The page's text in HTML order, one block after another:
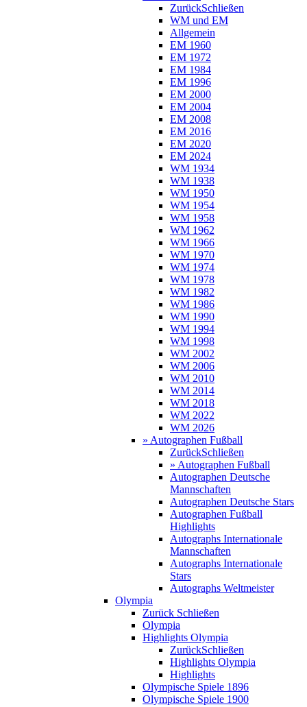
ZurückSchließen
WM und EM
Allgemein
EM 1960
EM 1972
EM 1984
EM 1996
EM 2000
EM 2004
EM 2008
EM 2016
EM 2020
EM 2024
WM 1934
WM 1938
WM 1950
WM 1954
WM 1958
WM 1962
WM 1966
WM 1970
WM 1974
WM 1978
WM 1982
WM 1986
WM 1990
WM 1994
WM 1998
WM 2002
WM 2006
WM 2010
WM 2014
WM 2018
WM 2022
WM 2026
» Autographen Fußball
ZurückSchließen
» Autographen Fußball
Autographen Deutsche
Mannschaften
Autographen Deutsche Stars
Autographen Fußball
Highlights
Autographs Internationale
Mannschaften
Autographs Internationale
Stars
Autographs Weltmeister
Olympia
Zurück Schließen
Olympia
Highlights Olympia
ZurückSchließen
Highlights Olympia
Highlights
Olympische Spiele 1896
Olympische Spiele 1900